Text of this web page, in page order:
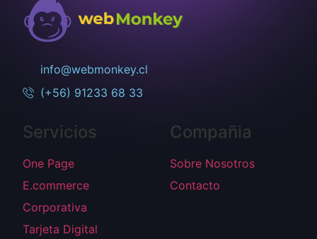
info@webmonkey.cl
(+56) 91233 68 33
Servicios
One Page
E.commerce
Corporativa
Tarjeta Digital
Compañia
Sobre Nosotros
Contacto